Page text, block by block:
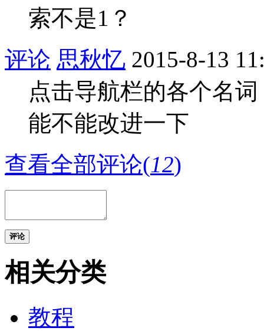
索不是1？
评论 思秋忆 2015-8-13
点击导航栏的各个名
能不能改进一下
查看全部评论(12)
评论
相关分类
教程